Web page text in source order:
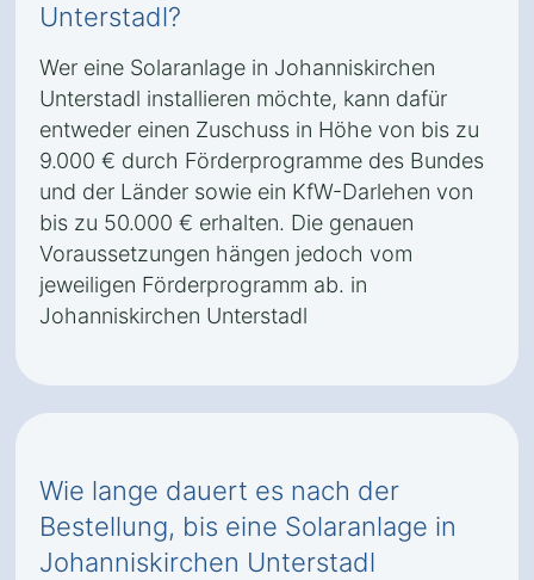
Unterstadl?
Wer eine Solaranlage in Johanniskirchen
Unterstadl installieren möchte, kann dafür
entweder einen Zuschuss in Höhe von bis zu
9.000 € durch Förderprogramme des Bundes
und der Länder sowie ein KfW-Darlehen von
bis zu 50.000 € erhalten. Die genauen
Voraussetzungen hängen jedoch vom
jeweiligen Förderprogramm ab. in
Johanniskirchen Unterstadl
Wie lange dauert es nach der
Bestellung, bis eine Solaranlage in
Johanniskirchen Unterstadl